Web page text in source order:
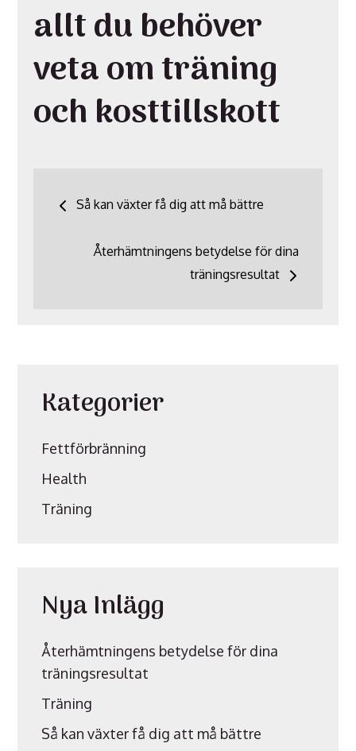
allt du behöver
veta om träning
och kosttillskott
Inläggsnavigering
Så kan växter få dig att må bättre
Återhämtningens betydelse för dina
träningsresultat
Kategorier
Fettförbränning
Health
Träning
Nya Inlägg
Återhämtningens betydelse för dina
träningsresultat
Träning
Så kan växter få dig att må bättre